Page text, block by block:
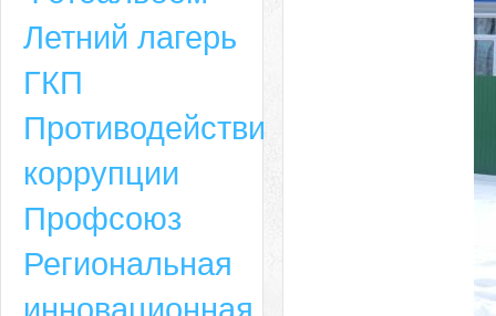
659635, Алтайский край, Алтайский район, село Ая, ул. Школьная 11.
6-49, электронный адрес: aja_70@mail.ru
Летний лагерь
ГКП
Противодействие
коррупции
Профсоюз
Региональная